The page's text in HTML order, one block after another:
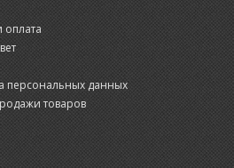
оплата
персональных данных
товаров